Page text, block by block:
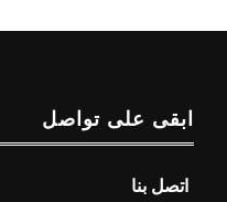
ابقى على تواصل
اتصل بنا